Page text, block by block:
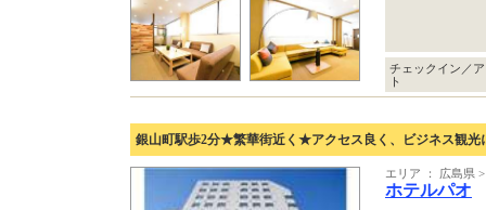
チェックイン／
ト
銀山町駅歩2分★繁華街近く★アクセス良く、ビジネス観光
エリア ： 広島県
ホテルパオ